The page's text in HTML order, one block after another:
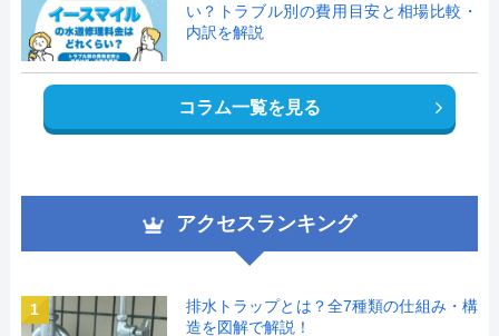
い？トラブル別の費用目安と相場比較・
内訳を解説
コラム一覧を見る
アクセスランキング
1
排水トラップとは？全7種類の仕組み・構
造を図解で解説！